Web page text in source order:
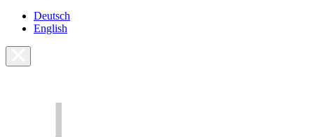
Deutsch
English